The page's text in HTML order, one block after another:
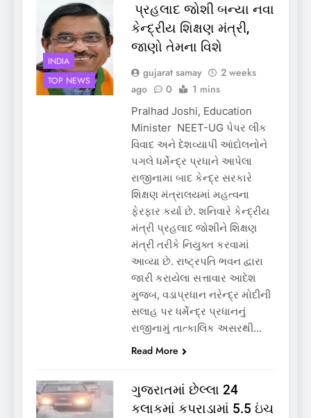
INDIA
TOP NEWS
પ્રહલાદ જોશી બન્યા નવા
કેન્દ્રીય શિક્ષણ મંત્રી,
જાણો તેમના વિશે
gujarat samay
2 weeks
ago
0 1 mins
Pralhad Joshi, Education
Minister NEET-UG પેપર લીક
વિવાદ અને દેશવ્યાપી આંદોલનોને
પગલે ધર્મેન્દ્ર પ્રધાને આપેલા
રાજીનામા બાદ કેન્દ્ર સરકારે
શિક્ષણ મંત્રાલયમાં મહત્વના
ફેરફાર કર્યા છે. શનિવારે કેન્દ્રીય
મંત્રી પ્રહલાદ જોશીને શિક્ષણ
મંત્રી તરીકે નિયુક્ત કરવામાં
આવ્યા છે. રાષ્ટ્રપતિ ભવન દ્વારા
જારી કરાયેલા સત્તાવાર આદેશ
મુજબ, વડાપ્રધાન નરેન્દ્ર મોદીની
સલાહ પર ધર્મેન્દ્ર પ્રધાનનું
રાજીનામું તાત્કાલિક અસરથી…
Read More
ગુજરાતમાં છેલ્લા 24
કલાકમાં કપરાડામાં 5.5 ઇંચ